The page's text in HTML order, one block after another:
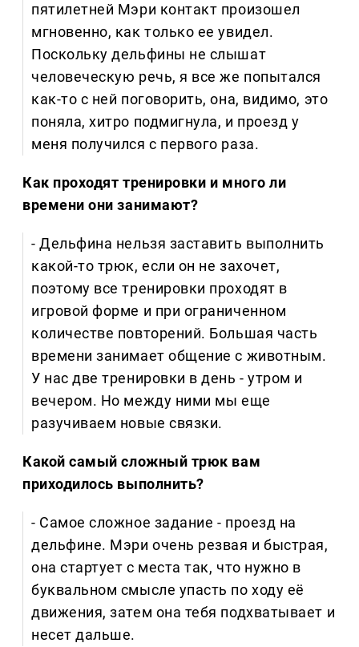
пятилетней Мэри контакт произошел
мгновенно, как только ее увидел.
Поскольку дельфины не слышат
человеческую речь, я все же попытался
как-то с ней поговорить, она, видимо, это
поняла, хитро подмигнула, и проезд у
меня получился с первого раза.
Как проходят тренировки и много ли
времени они занимают?
- Дельфина нельзя заставить выполнить
какой-то трюк, если он не захочет,
поэтому все тренировки проходят в
игровой форме и при ограниченном
количестве повторений. Большая часть
времени занимает общение с животным.
У нас две тренировки в день - утром и
вечером. Но между ними мы еще
разучиваем новые связки.
Какой самый сложный трюк вам
приходилось выполнить?
- Самое сложное задание - проезд на
дельфине. Мэри очень резвая и быстрая,
она стартует с места так, что нужно в
буквальном смысле упасть по ходу её
движения, затем она тебя подхватывает и
несет дальше.